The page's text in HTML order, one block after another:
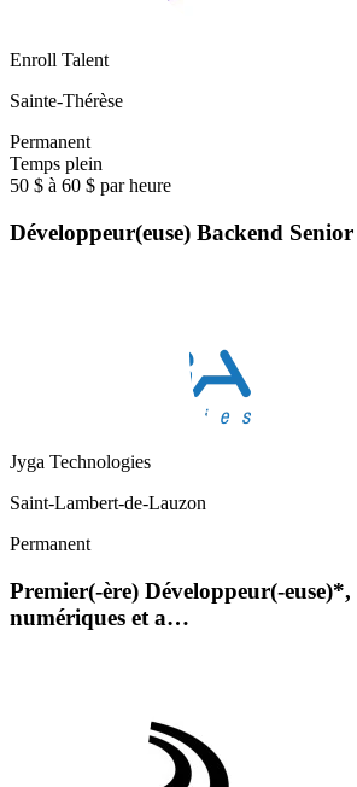
Enroll Talent
Sainte-Thérèse
Permanent
Temps plein
50 $ à 60 $ par heure
Développeur(euse) Backend Senior
Jyga Technologies
Saint-Lambert-de-Lauzon
Permanent
Premier(-ère) Développeur(-
numériques et a…